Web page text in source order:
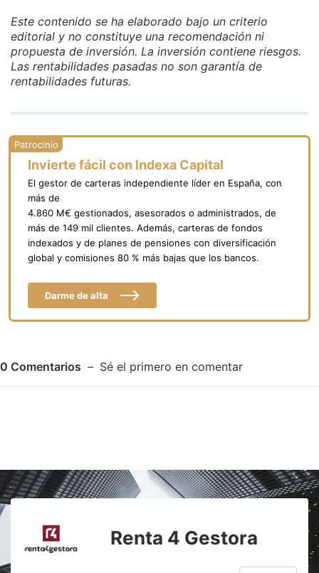
Este contenido se ha elaborado bajo un criterio
editorial y no constituye una recomendación ni
propuesta de inversión. La inversión contiene riesgos.
Las rentabilidades pasadas no son garantía de
rentabilidades futuras.
Invierte fácil con Indexa Capital
El gestor de carteras independiente líder en España, con
más de
4.860 M€ gestionados, asesorados o administrados, de
más de 149 mil clientes. Además, carteras de fondos
indexados y de planes de pensiones con diversificación
global y comisiones 80 % más bajas que los bancos.
Darme de alta
0 Comentarios Sé el primero en comentar
Adjuntar imagen Comentar
Renta 4 Gestora